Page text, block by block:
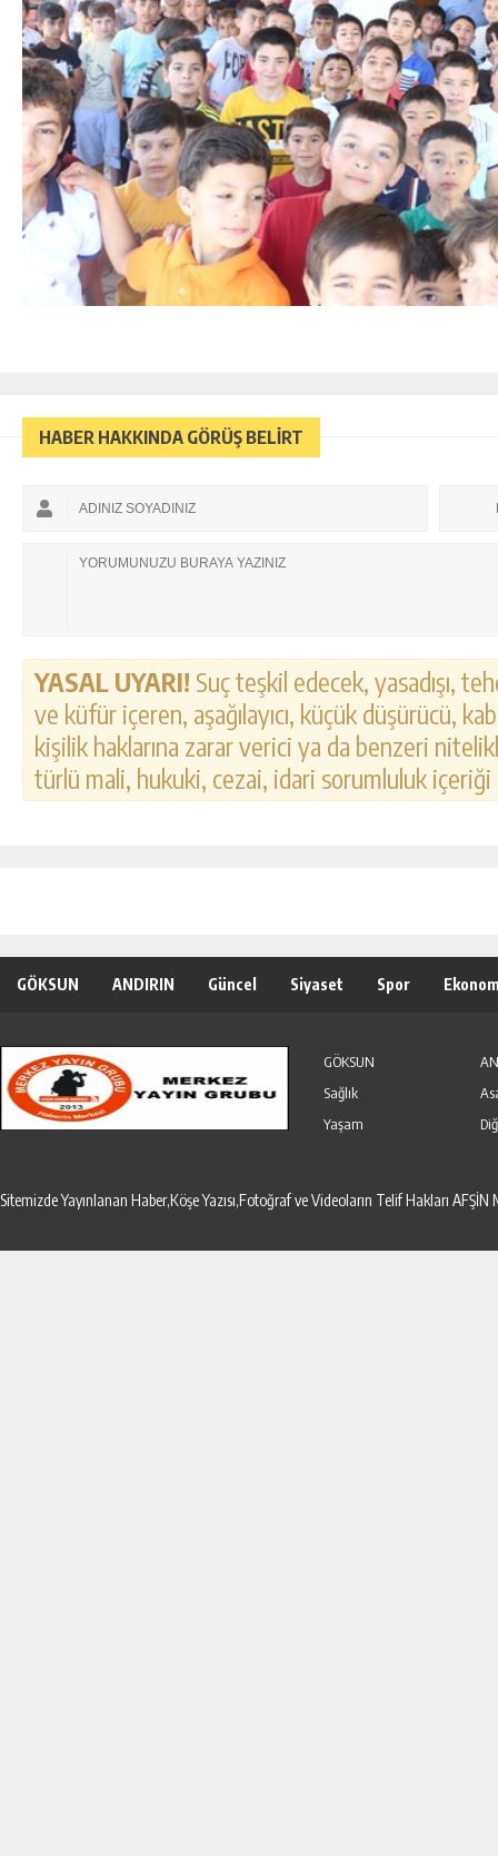
HABER HAKKINDA GÖRÜŞ BELİRT
YASAL UYARI! Suç teşkil edecek, yasadışı,
ve küfür içeren, aşağılayıcı, küçük düşürücü,
kişilik haklarına zarar verici ya da benzeri
türlü mali, hukuki, cezai, idari sorumluluk
GÖKSUN ANDIRIN Güncel Siyaset Spor
GÖKSUN
Sağlık
Yaşam
Sitemizde Yayınlanan Haber,Köşe Yazısı,Fotoğraf ve Videoların Telif Hakları